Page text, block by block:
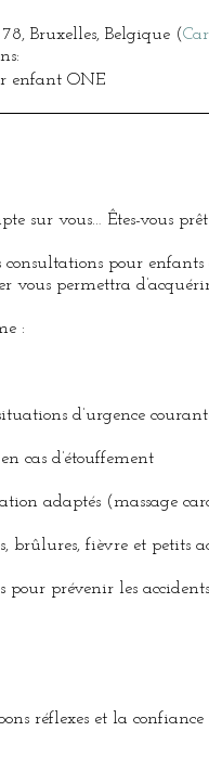
Bruxelles, Belgique (
enfant ONE
sur vous… Êtes-vous
consultations pour
vous permettra
:
d’urgence
cas d’étouffement
adaptés (massage
brûlures, fièvre et petits
pour prévenir les
réflexes et la